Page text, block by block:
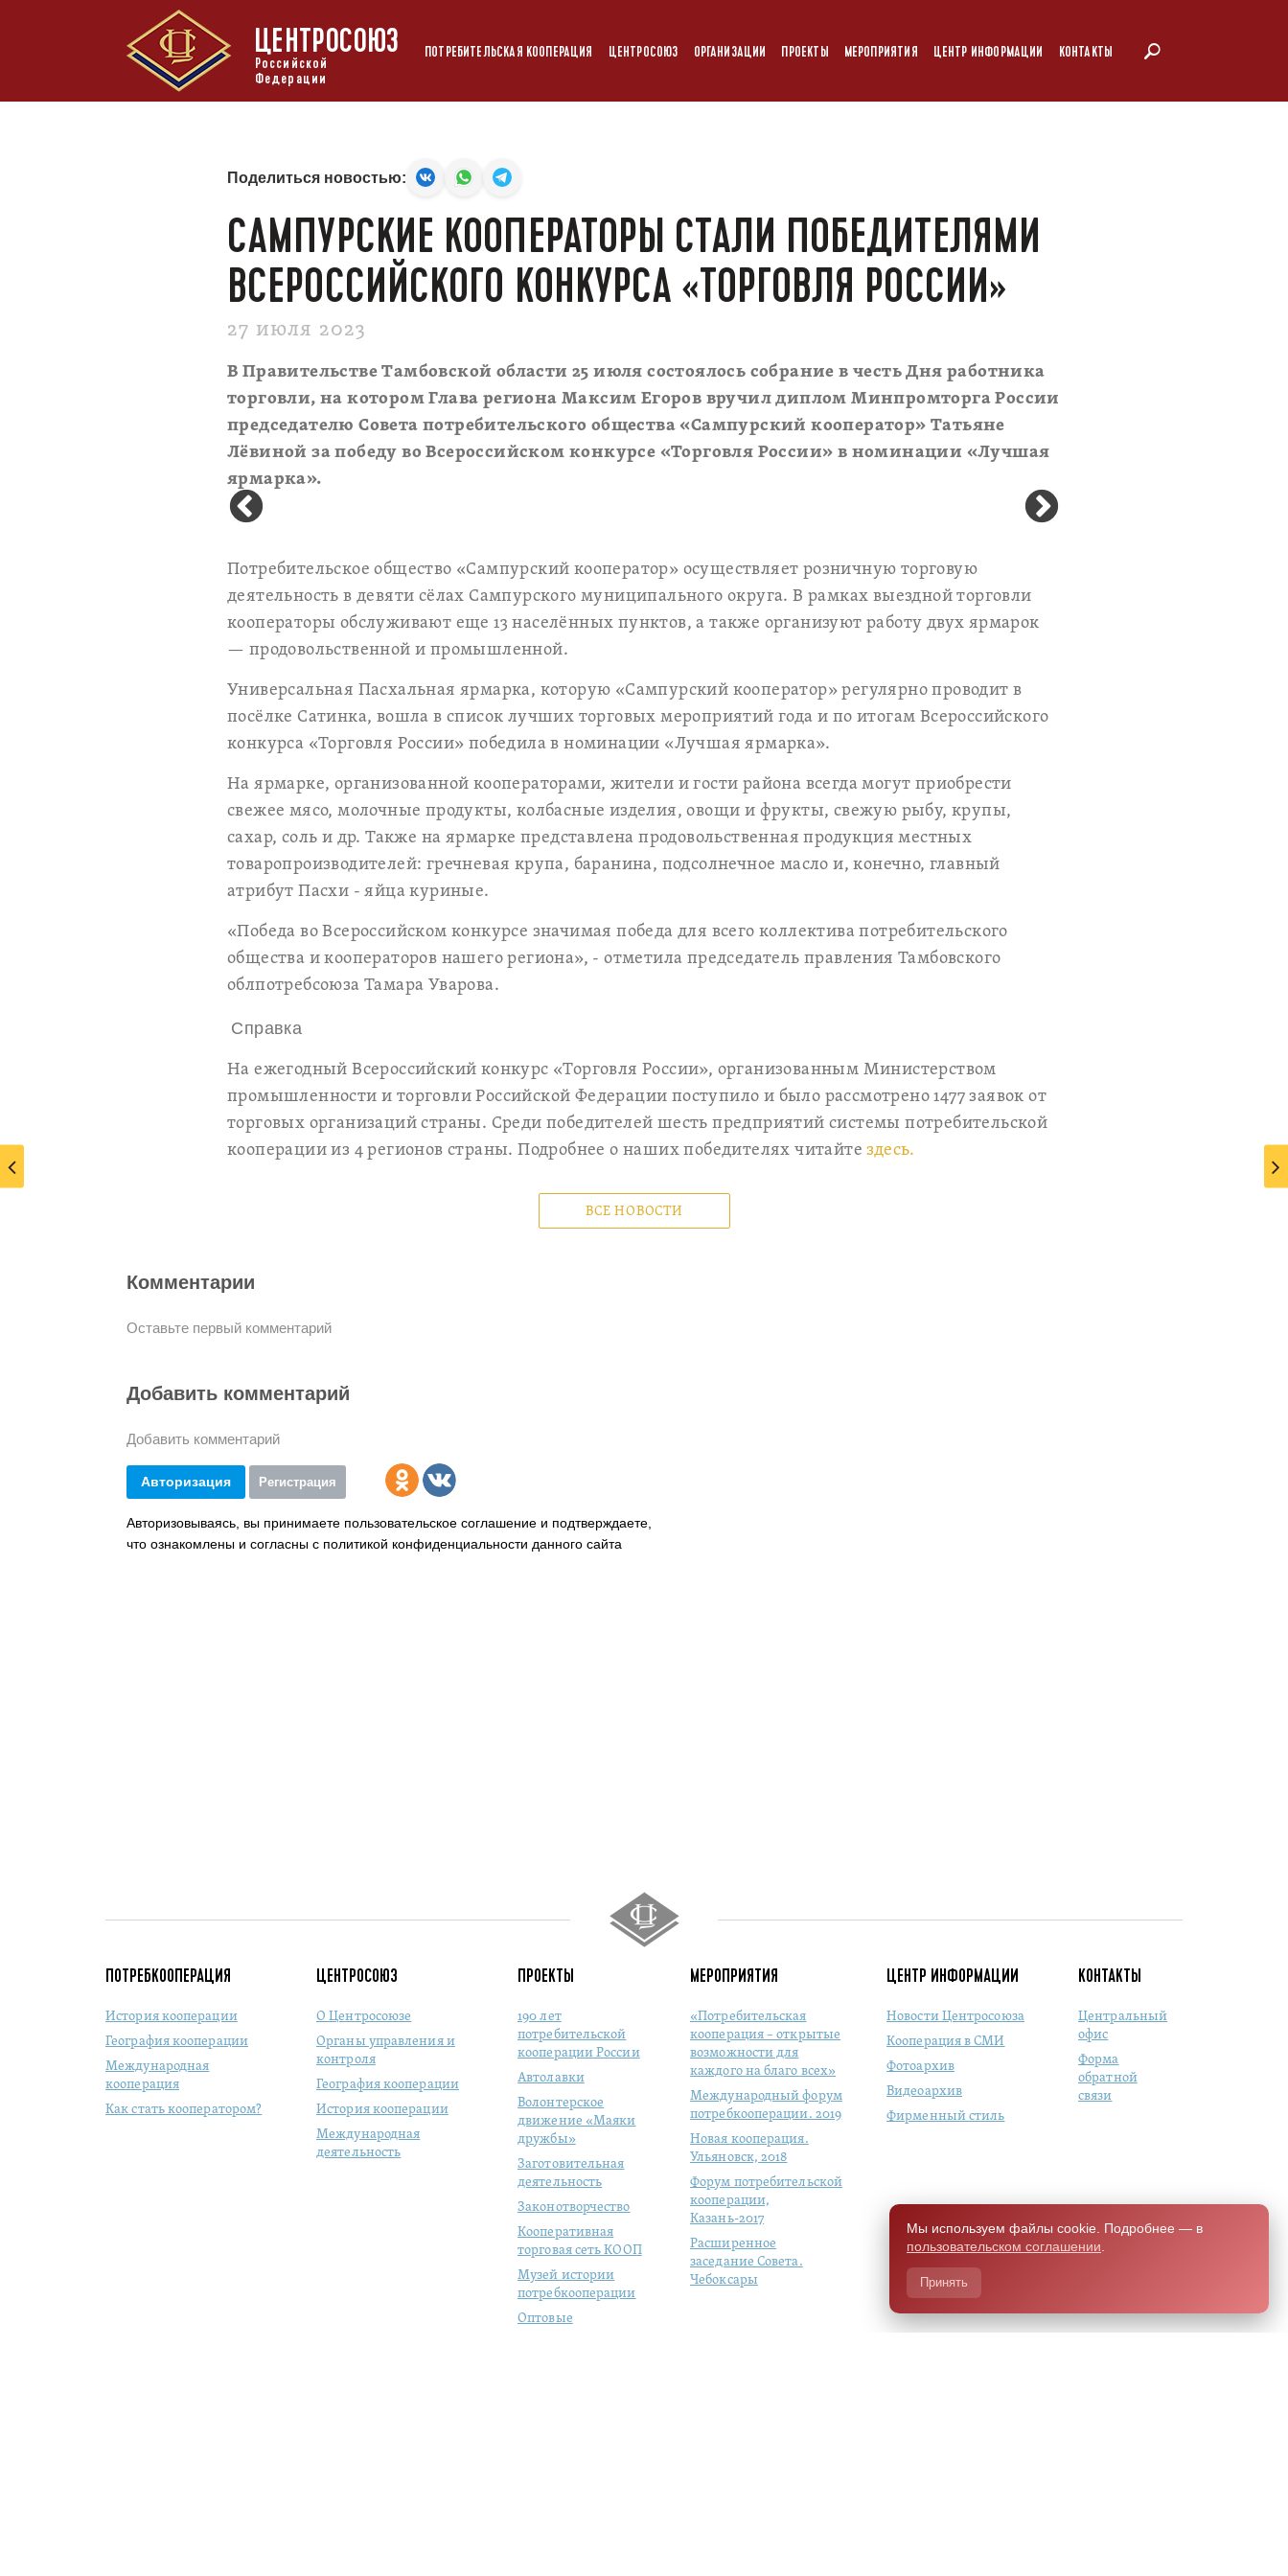
ЦЕНТРОСОЮЗ
Российской
Федерации
ПОТРЕБИТЕЛЬСКАЯ КООПЕРАЦИЯ ЦЕНТРОСОЮЗ ОРГАНИЗАЦИИ ПРОЕКТЫ МЕРОПРИЯТИЯ ЦЕНТР ИНФОРМАЦИИ КОНТАКТЫ
Поделиться новостью:
САМПУРСКИЕ КООПЕРАТОРЫ СТАЛИ ПОБЕДИТЕЛЯМИ
ВСЕРОССИЙСКОГО КОНКУРСА «ТОРГОВЛЯ РОССИИ»
27 июля 2023
В Правительстве Тамбовской области 25 июля состоялось собрание в честь Дня работника
торговли, на котором Глава региона Максим Егоров вручил диплом Минпромторга России
председателю Совета потребительского общества «Сампурский кооператор» Татьяне
Лёвиной за победу во Всероссийском конкурсе «Торговля России» в номинации «Лучшая
ярмарка».
Потребительское общество «Сампурский кооператор» осуществляет розничную торговую
деятельность в девяти сёлах Сампурского муниципального округа. В рамках выездной торговли
кооператоры обслуживают еще 13 населённых пунктов, а также организуют работу двух ярмарок
— продовольственной и промышленной.
Универсальная Пасхальная ярмарка, которую «Сампурский кооператор» регулярно проводит в
посёлке Сатинка, вошла в список лучших торговых мероприятий года и по итогам Всероссийского
конкурса «Торговля России» победила в номинации «Лучшая ярмарка».
На ярмарке, организованной кооператорами, жители и гости района всегда могут приобрести
свежее мясо, молочные продукты, колбасные изделия, овощи и фрукты, свежую рыбу, крупы,
сахар, соль и др. Также на ярмарке представлена продовольственная продукция местных
товаропроизводителей: гречневая крупа, баранина, подсолнечное масло и, конечно, главный
атрибут Пасхи - яйца куриные.
«Победа во Всероссийском конкурсе значимая победа для всего коллектива потребительского
общества и кооператоров нашего региона», - отметила председатель правления Тамбовского
облпотребсоюза Тамара Уварова.
Справка
На ежегодный Всероссийский конкурс «Торговля России», организованным Министерством
промышленности и торговли Российской Федерации поступило и было рассмотрено 1477 заявок от
торговых организаций страны. Среди победителей шесть предприятий системы потребительской
кооперации из 4 регионов страны. Подробнее о наших победителях читайтездесь.
ВСЕ НОВОСТИ
Комментарии
Оставьте первый комментарий
Добавить комментарий
Добавить комментарий
Авторизация Регистрация
Авторизовываясь, вы принимаете пользовательское соглашение и подтверждаете,
что ознакомлены и согласны с политикой конфиденциальности данного сайта
ПОТРЕБКООПЕРАЦИЯ
История кооперации
География кооперации
Международная
кооперация
Как стать кооператором?
ЦЕНТРОСОЮЗ
О Центросоюзе
Органы управления и
контроля
География кооперации
История кооперации
Международная
деятельность
ПРОЕКТЫ
190 лет
потребительской
кооперации России
Автолавки
Волонтерское
движение «Маяки
дружбы»
Заготовительная
деятельность
Законотворчество
Кооперативная
торговая сеть КООП
Музей истории
потребкооперации
Оптовые
МЕРОПРИЯТИЯ
«Потребительская
кооперация – открытые
возможности для
каждого на благо всех»
Международный форум
потребкооперации. 2019
Новая кооперация.
Ульяновск, 2018
Форум потребительской
кооперации,
Казань-2017
Расширенное
заседание Совета.
Чебоксары
ЦЕНТР ИНФОРМАЦИИ
Новости Центросоюза
Кооперация в СМИ
Фотоархив
Видеоархив
Фирменный стиль
КОНТАКТЫ
Центральный
офис
Форма
обратной
связи
Мы используем файлы cookie. Подробнее — в
пользовательском соглашении
Принять